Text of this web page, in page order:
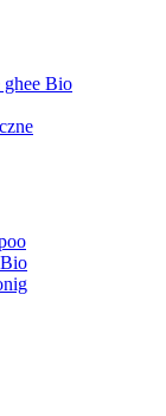
ghee Bio